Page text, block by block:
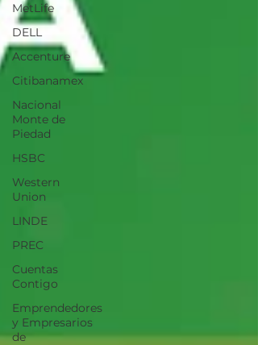
MetLife
DELL
Accenture
Citibanamex
Nacional
Monte de
Piedad
HSBC
Western
Union
LINDE
PREC
Cuentas
Contigo
Emprendedores
y Empresarios
de